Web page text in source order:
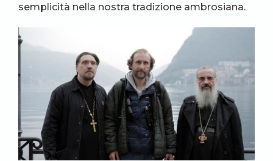
semplicità nella nostra tradizione ambrosiana.